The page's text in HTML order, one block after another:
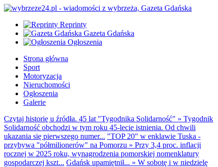
Reprinty
Gazeta Gdańska
Ogłoszenia
Strona główna
Sport
Motoryzacja
Nieruchomości
Ogłoszenia
Galerie
Czytaj historię u źródła. 45 lat "Tygodnika Solidarność" » Tygodnik
Solidarność obchodzi w tym roku 45-lecie istnienia. Od chwili
ukazania się pierwszego numer... "TOP 20" w enklawie Tuska -
przybywa "półmilionerów" na Pomorzu » Przy 3,4 proc. inflacji
rocznej w 2025 roku, wynagrodzenia pomorskiej nomenklatury
gospodarczej kszt... Gdańsk upamiętnił... » W sobotę i w niedzielę